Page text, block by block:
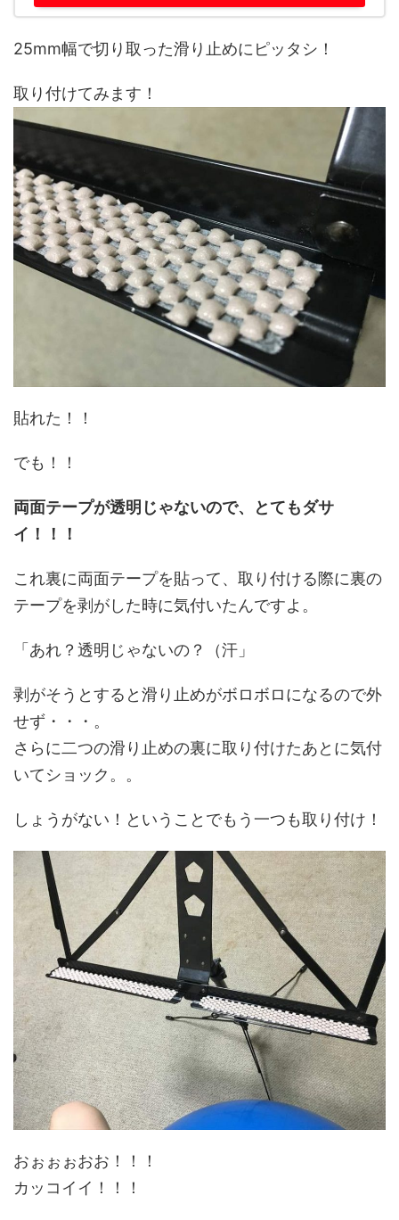
25mm幅で切り取った滑り止めにピッタシ！
取り付けてみます！
貼れた！！
でも！！
両面テープが透明じゃないので、とてもダサ
イ！！！
これ裏に両面テープを貼って、取り付ける際に裏の
テープを剥がした時に気付いたんですよ。
「あれ？透明じゃないの？（汗」
剥がそうとすると滑り止めがボロボロになるので外
せず・・・。
さらに二つの滑り止めの裏に取り付けたあとに気付
いてショック。。
しょうがない！ということでもう一つも取り付け！
おぉぉぉおお！！！
カッコイイ！！！